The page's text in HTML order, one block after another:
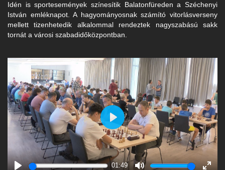
Idén is sportesemények színesítik Balatonfüreden a Széchenyi
István emléknapot. A hagyományosnak számító vitorlásverseny
mellett tizenhetedik alkalommal rendeztek nagyszabású sakk
tornát a városi szabadidőközpontban.
01:49
Play